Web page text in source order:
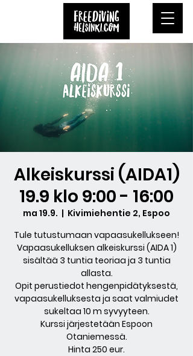
Alkeiskurssi (AIDA1)
19.9 klo 9:00 - 16:00
ma 19.9.
  |
Kivimiehentie 2, Espoo
Tule tutustumaan vapaasukellukseen!
Vapaasukelluksen alkeiskurssi (AIDA 1)
sisältää 3 tuntia teoriaa ja 3 tuntia
allasta.
Opit perustiedot hengenpidätyksestä,
vapaasukelluksesta ja saat valmiudet
sukeltaa 10 m syvyyteen.
Kurssi järjestetään Espoon
Otaniemessä.
Hinta 250 eur.